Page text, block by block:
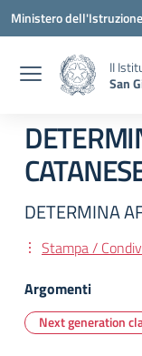
Vai ai contenuti
Vai al menu di
Vai al footer
Ministero
II
San
DETERMINA
Stampa /
Argomenti
Next generation